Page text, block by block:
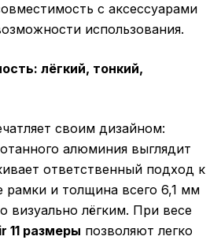
с аксессуарами
использования.
лёгкий, тонкий,
своим дизайном:
алюминия выглядит
ответственный подход к
рамки и толщина всего 6,1 мм
визуально лёгким. При весе
11 размеры позволяют легко